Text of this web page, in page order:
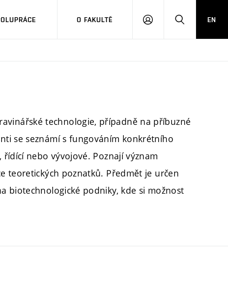
O FAKULTĚ
PŘIHLÁSITHLEDAT
EN
technologie, případně na příbuzné
se seznámí s fungováním konkrétního
nebo vývojové. Poznají význam
teoretických poznatků. Předmět je určen
biotechnologické podniky, kde si možnost